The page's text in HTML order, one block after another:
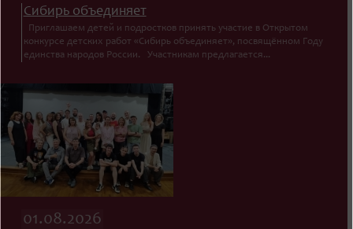
Сибирь объединяет
Приглашаем детей и подростков принять участие в Открытом
конкурсе детских работ «Сибирь объединяет», посвящённом Году
единства народов России. Участникам предлагается...
01.08.2026